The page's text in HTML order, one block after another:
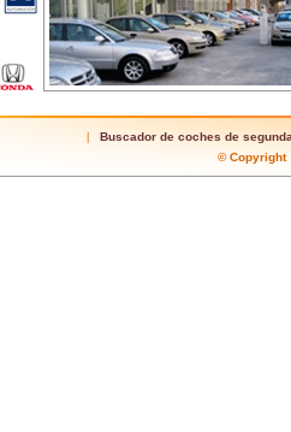
Buscador de coches de
©